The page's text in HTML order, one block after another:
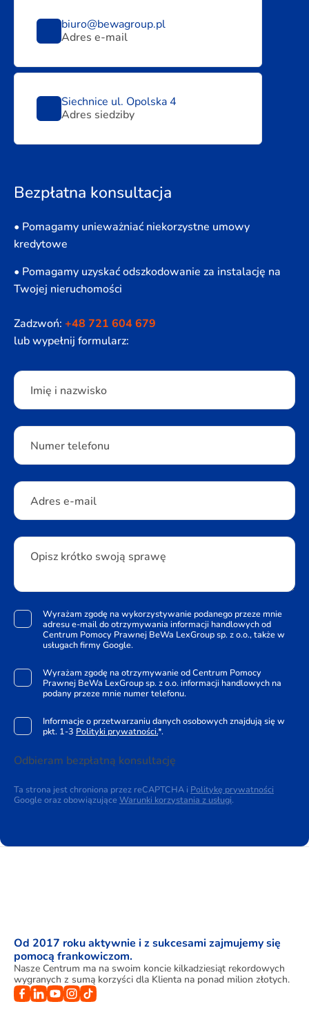
biuro@bewagroup.pl
Adres e-mail
Siechnice ul. Opolska 4
Adres siedziby
Bezpłatna konsultacja
• Pomagamy unieważniać niekorzystne umowy
kredytowe
• Pomagamy uzyskać odszkodowanie za instalację na
Twojej nieruchomości
Zadzwoń: +48 721 604 679
lub wypełnij formularz:
Please leave this field empty.
Imię i nazwisko
Numer telefonu
Adres e-mail
Opisz krótko swoją sprawę
Wyrażam zgodę na wykorzystywanie podanego przeze mnie
adresu e-mail do otrzymywania informacji handlowych od
Centrum Pomocy Prawnej BeWa LexGroup sp. z o.o., także w
usługach firmy Google.
Wyrażam zgodę na otrzymywanie od Centrum Pomocy
Prawnej BeWa LexGroup sp. z o.o. informacji handlowych na
podany przeze mnie numer telefonu.
Informacje o przetwarzaniu danych osobowych znajdują się w
pkt. 1-3 Polityki prywatności.*.
Odbieram bezpłatną konsultację
Ta strona jest chroniona przez reCAPTCHA i Politykę prywatności
Google oraz obowiązujące Warunki korzystania z usługi.
Od 2017 roku aktywnie i z sukcesami zajmujemy się
pomocą frankowiczom.
Nasze Centrum ma na swoim koncie kilkadziesiąt rekordowych
wygranych z sumą korzyści dla Klienta na ponad milion złotych.